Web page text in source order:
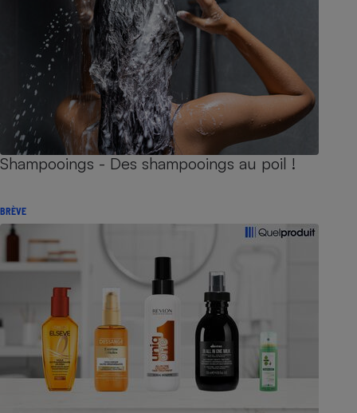
Shampooings - Des shampooings au poil !
BRÈVE